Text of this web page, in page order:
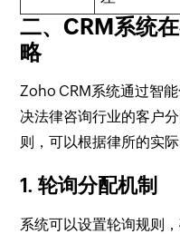
二、CRM系统
略
Zoho CRM系统通过智
决法律咨询行业的客户
则，可以根据律所的实
1. 轮询分配机制
系统可以设置轮询规则